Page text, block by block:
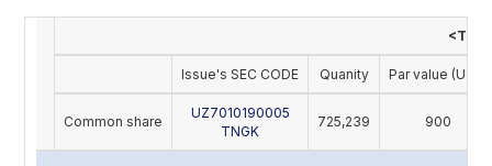
Issue's SEC CODE Quanity Par value (UZS)
Common share
UZ7010190005
TNGK
725,239 900